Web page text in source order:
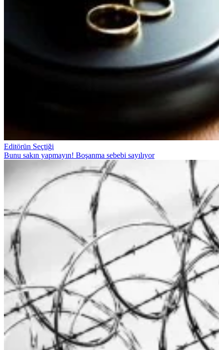
Editörün Seçtiği
Bunu sakın yapmayın! Boşanma sebebi sayılıyor